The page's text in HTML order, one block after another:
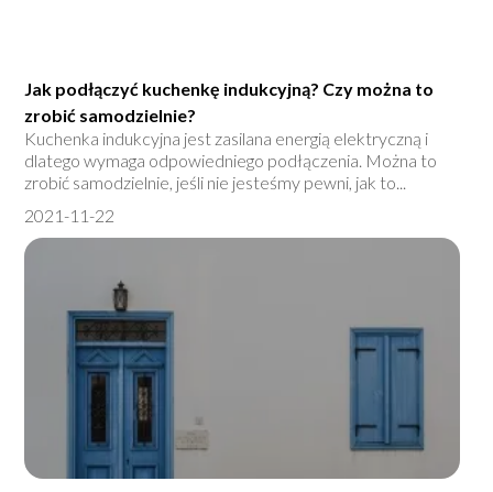
Jak podłączyć kuchenkę indukcyjną? Czy można to
zrobić samodzielnie?
Kuchenka indukcyjna jest zasilana energią elektryczną i
dlatego wymaga odpowiedniego podłączenia. Można to
zrobić samodzielnie, jeśli nie jesteśmy pewni, jak to...
2021-11-22